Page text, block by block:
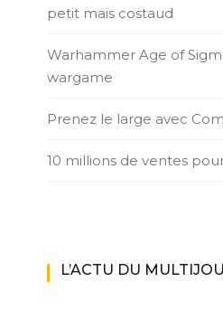
petit mais costaud
Warhammer Age of
wargame
Prenez le large avec
10 millions de ventes
L’ACTU DU